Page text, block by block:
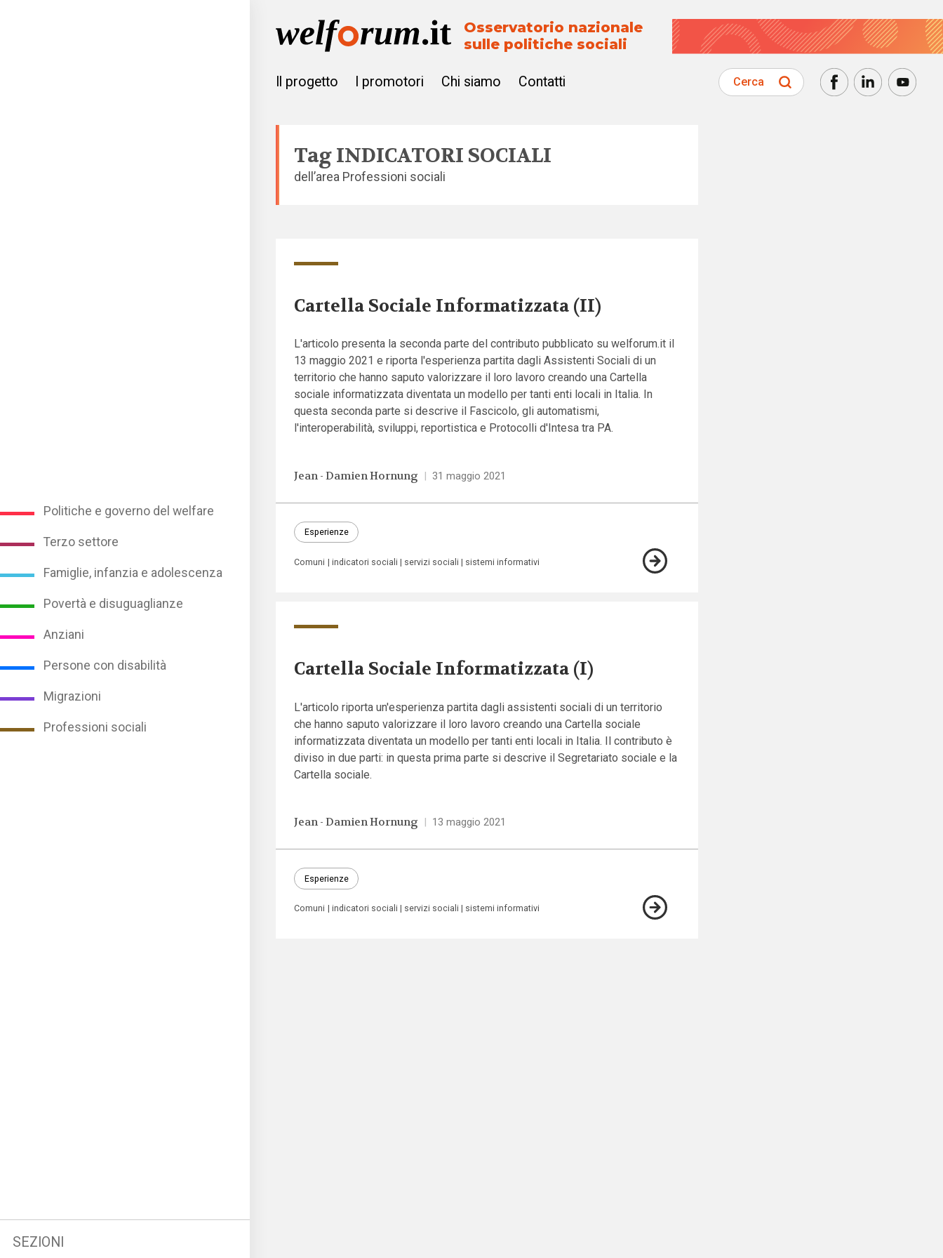
Politiche e governo del welfare
Terzo settore
Famiglie, infanzia e adolescenza
Povertà e disuguaglianze
Anziani
Persone con disabilità
Migrazioni
Professioni sociali
SEZIONI
Osservatorio nazionale
sulle politiche sociali
Il progetto I promotori Chi siamo Contatti Cerca
TagINDICATORI SOCIALI
dell’area Professioni sociali
Cartella Sociale Informatizzata (II)
L'articolo presenta la seconda parte del contributo pubblicato su welforum.it il
13 maggio 2021 e riporta l'esperienza partita dagli Assistenti Sociali di un
territorio che hanno saputo valorizzare il loro lavoro creando una Cartella
sociale informatizzata diventata un modello per tanti enti locali in Italia. In
questa seconda parte si descrive il Fascicolo, gli automatismi,
l'interoperabilità, sviluppi, reportistica e Protocolli d'Intesa tra PA.
Jean - Damien Hornung | 31 maggio 2021
Esperienze
Comuni indicatori sociali servizi sociali sistemi informativi
Cartella Sociale Informatizzata (I)
L'articolo riporta un'esperienza partita dagli assistenti sociali di un territorio
che hanno saputo valorizzare il loro lavoro creando una Cartella sociale
informatizzata diventata un modello per tanti enti locali in Italia. Il contributo è
diviso in due parti: in questa prima parte si descrive il Segretariato sociale e la
Cartella sociale.
Jean - Damien Hornung | 13 maggio 2021
Esperienze
Comuni indicatori sociali servizi sociali sistemi informativi